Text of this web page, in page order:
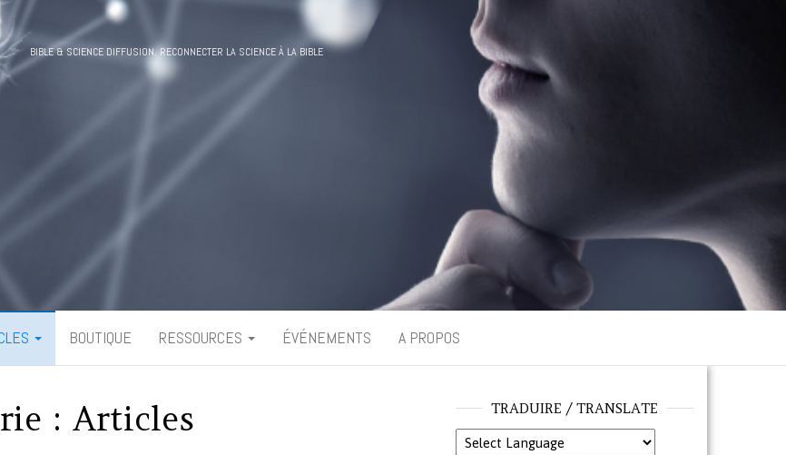
BIBLE & SCIENCE DIFFUSION. RECONNECTER LA SCIENCE À LA BIBLE
BOUTIQUE RESSOURCES ÉVÉNEMENTS A PROPOS
:Articles TRADUIRE / TRANSLATE